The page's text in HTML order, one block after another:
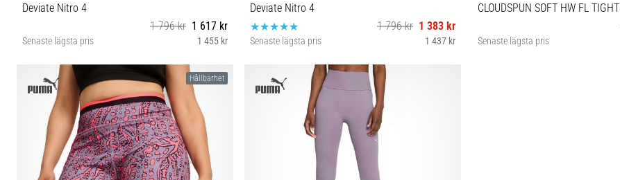
Deviate Nitro 4
1 796 kr 1 617 kr
Senaste lägsta pris 1 455 kr
37 37½ 38½ 39 40 40½ 41 42
Deviate Nitro 4
1 796 kr 1 383 kr
Senaste lägsta pris 1 437 kr
40½ 41 42 42½ 43 44 44½ 45 46 46½ 47 48½
CLOUDSPUN SOFT HW FL TIGHT
Senaste lägsta pris
Hållbarhet